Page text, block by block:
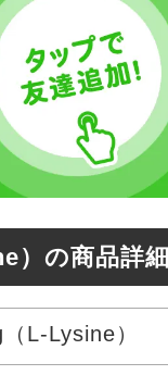
）の商品詳
L-Lysine）